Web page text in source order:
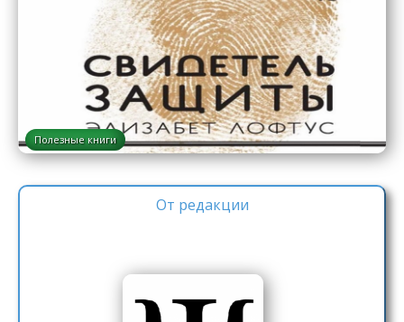
Полезные книги
От редакции